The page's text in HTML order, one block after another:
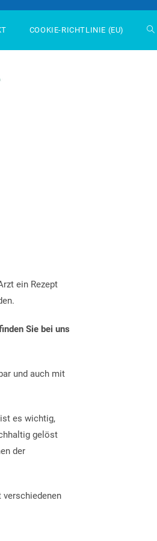
COOKIE-RICHTLINIE (EU)
ein Rezept
Sie bei uns
und auch mit
es wichtig,
gelöst
der